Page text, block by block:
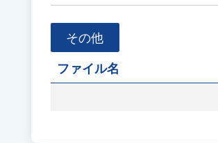
ァ
イ
名
を
その他
ファイル名